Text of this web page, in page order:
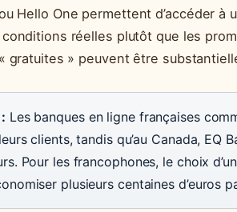
Hello One permettent d’accéder à
réelles plutôt que les
gratuites » peuvent être
Les banques en ligne françaises
clients, tandis qu’au Canada, EQ
Pour les francophones, le choix
plusieurs centaines d’euros